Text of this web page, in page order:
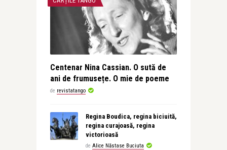
Centenar Nina Cassian. O sută de
ani de frumusețe. O mie de poeme
de revistatango
Regina Boudica, regina biciuită,
regina curajoasă, regina
victorioasă
de Alice Năstase Buciuta